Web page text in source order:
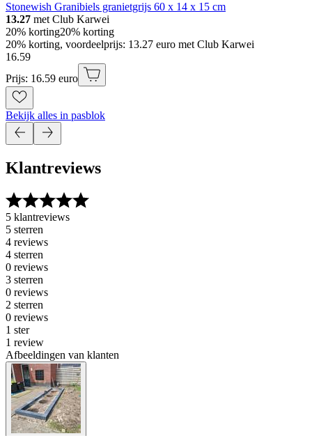
Stonewish Granibiels granietgrijs 60 x 14 x 15 cm
13.27 met Club Karwei
20% korting20% korting
20% korting, voordeelprijs: 13.27 euro met Club Karwei
16.59
Prijs: 16.59 euro
Bekijk alles in pasblok
Klantreviews
5 klantreviews
5 sterren
4 reviews
4 sterren
0 reviews
3 sterren
0 reviews
2 sterren
0 reviews
1 ster
1 review
Afbeeldingen van klanten